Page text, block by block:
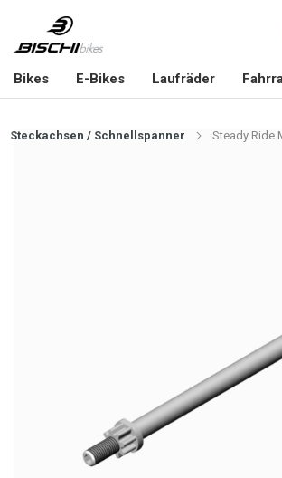
Bikes E-Bikes Laufräder
Steckachsen / Schnellspanner Steady Ride